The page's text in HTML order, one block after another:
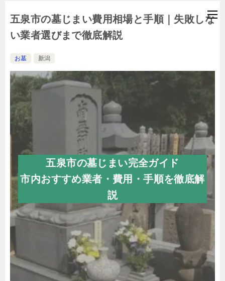
五泉市の墓じまい費用相場と手順｜失敗しな
い業者選びまで徹底解説
お墓 新潟
五泉市の墓じまい完全ガイド
市内おすすめ業者・費用・手順を徹底解
説